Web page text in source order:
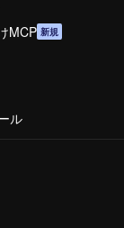
MCP 新規
ル